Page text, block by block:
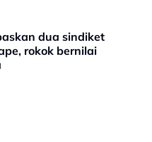
dua sindiket
rokok bernilai